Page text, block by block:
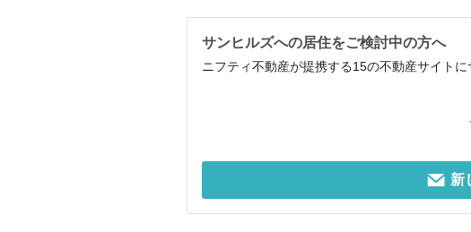
サンヒルズへの居住をご検討中の方へ
ニフティ不動産が提携する15の不動産サイト
新